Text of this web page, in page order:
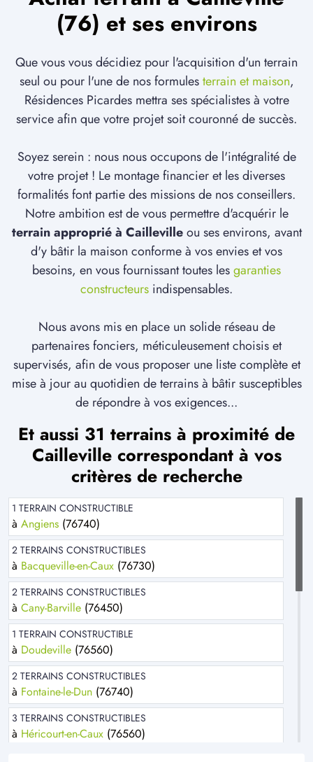
(76) et ses environs
Que vous vous décidiez pour l'acquisition d'un terrain
seul ou pour l'une de nos formulesterrain et maison,
Résidences Picardes mettra ses spécialistes à votre
service afin que votre projet soit couronné de succès.
Soyez serein : nous nous occupons de l'intégralité de
votre projet ! Le montage financier et les diverses
formalités font partie des missions de nos conseillers.
Notre ambition est de vous permettre d'acquérir le
terrain approprié à Caillevilleou ses environs, avant
d'y bâtir la maison conforme à vos envies et vos
besoins, en vous fournissant toutes lesgaranties
constructeurs indispensables.
Nous avons mis en place un solide réseau de
partenaires fonciers, méticuleusement choisis et
supervisés, afin de vous proposer une liste complète et
mise à jour au quotidien de terrains à bâtir susceptibles
de répondre à vos exigences...
Et aussi 31 terrains à proximité de
Cailleville correspondant à vos
critères de recherche
1 TERRAIN CONSTRUCTIBLE
à Angiens (76740)
2 TERRAINS CONSTRUCTIBLES
à Bacqueville-en-Caux (76730)
2 TERRAINS CONSTRUCTIBLES
à Cany-Barville (76450)
1 TERRAIN CONSTRUCTIBLE
à Doudeville (76560)
2 TERRAINS CONSTRUCTIBLES
à Fontaine-le-Dun (76740)
3 TERRAINS CONSTRUCTIBLES
à Héricourt-en-Caux (76560)